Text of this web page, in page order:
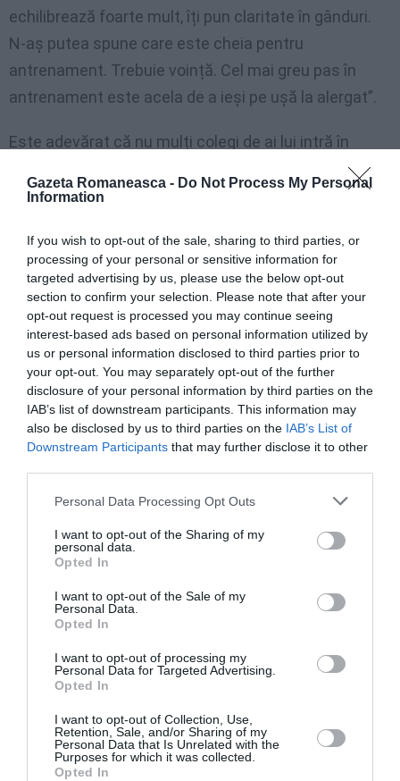
Gazeta Romaneasca - Do Not Process My Personal
Information
If you wish to opt-out of the sale, sharing to third parties, or
processing of your personal or sensitive information for
targeted advertising by us, please use the below opt-out
section to confirm your selection. Please note that after your
opt-out request is processed you may continue seeing
interest-based ads based on personal information utilized by
us or personal information disclosed to third parties prior to
your opt-out. You may separately opt-out of the further
disclosure of your personal information by third parties on the
IAB’s list of downstream participants. This information may
also be disclosed by us to third parties on the IAB’s List of
Downstream Participants that may further disclose it to other
Personal Data Processing Opt Outs
I want to opt-out of the Sharing of my
personal data.
Opted In
I want to opt-out of the Sale of my
Personal Data.
Opted In
I want to opt-out of processing my
Personal Data for Targeted Advertising.
Opted In
I want to opt-out of Collection, Use,
Retention, Sale, and/or Sharing of my
Personal Data that Is Unrelated with the
Purposes for which it was collected.
Opted In
echilibrează foarte mult, îți pun claritate în gânduri.
N-aș putea spune care este cheia pentru
antrenament. Trebuie voință. Cel mai greu pas în
antrenament este acela de a ieși pe ușă la alergat”.
Este adevărat că nu mulți colegi de ai lui intră în
astfel de competiții, mai ales atunci când sunt pe
teritoriul altei țări.
„Sunt momente în care îți spui gata nu mai pot, mă
lasă genunchiul, mă lasă șoldurile, mă lasă respirația.
Probabil că prima dată când simți lucrurile astea te
oprești, însă după ce ai trecut odată prin aceste stări
îți dai seama că este un obstacol peste care poți
trece.Te poți gândi la lucrurile care te motivează cu
adevărat: la partenerul de viață, la prietenii care te
așteaptă la linia de sosire și mai ales în Italia faptul
că sunt un român de aici care a participat la acest
care l-a terminat cu bine”, spune mulțumit Ovidiu, la
mai puțin de jumătate de oră după finalul cursei.